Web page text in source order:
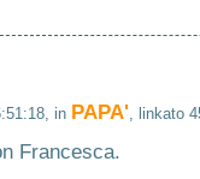
in PAPA' , linkato
Francesca.